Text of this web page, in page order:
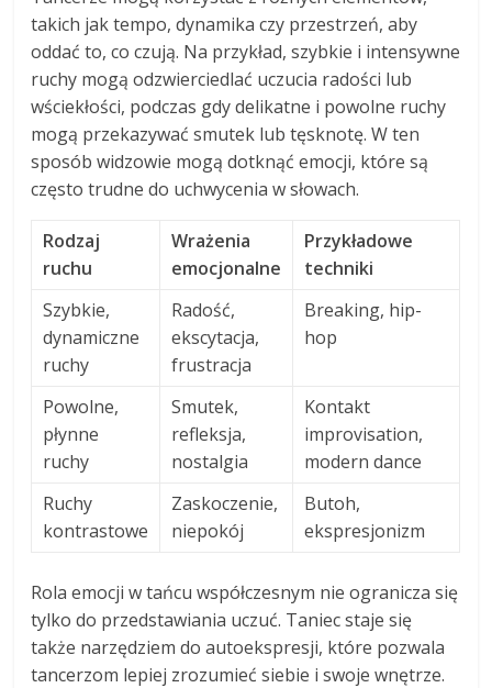
takich jak tempo, dynamika czy przestrzeń, aby
oddać to, co czują. Na przykład, szybkie i intensywne
ruchy mogą odzwierciedlać uczucia radości lub
wściekłości, podczas gdy delikatne i powolne ruchy
mogą przekazywać smutek lub tęsknotę. W ten
sposób widzowie mogą dotknąć emocji, które są
często trudne do uchwycenia w słowach.
Rodzaj
ruchu
Wrażenia
emocjonalne
Przykładowe
techniki
Szybkie,
dynamiczne
ruchy
Radość,
ekscytacja,
frustracja
Breaking, hip-
hop
Powolne,
płynne
ruchy
Smutek,
refleksja,
nostalgia
Kontakt
improvisation,
modern dance
Ruchy
kontrastowe
Zaskoczenie,
niepokój
Butoh,
ekspresjonizm
Rola emocji w tańcu współczesnym nie ogranicza się
tylko do przedstawiania uczuć. Taniec staje się
także narzędziem do autoekspresji, które pozwala
tancerzom lepiej zrozumieć siebie i swoje wnętrze.